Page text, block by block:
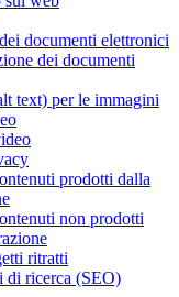
documenti elettronici
dei documenti
text) per le immagini
prodotti dalla
non prodotti
ritratti
di ricerca (SEO)